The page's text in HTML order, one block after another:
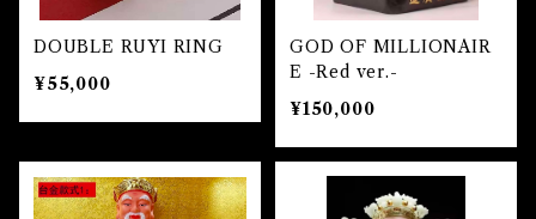
未 Sheep
申 Monkey
酉 Rooster
幸運
DOUBLE RUYI RING
¥55,000
GOD OF MILLIONAIR
E -Red ver.-
¥150,000